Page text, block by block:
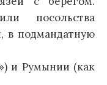
посольства
в подмандатную
и Румынии (как